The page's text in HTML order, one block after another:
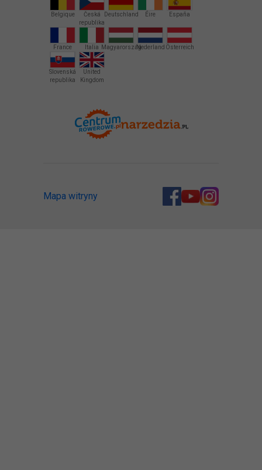
Belgique
Česká
republika
Deutschland Éire España
France Italia MagyarországNederland Österreich
Slovenská
republika
United
Kingdom
Mapa witryny